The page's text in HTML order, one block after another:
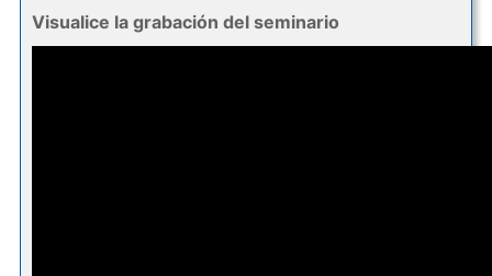
Visualice la grabación del seminario